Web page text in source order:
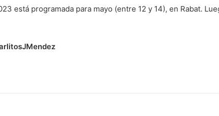
está programada para mayo (entre 12 y 14), en Rabat.